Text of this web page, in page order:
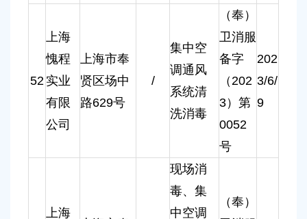
52
上海
愧程
实业
有限
公司
上海市奉
贤区场中
路629号
/
集中空
调通风
系统清
洗消毒
（奉）
卫消服
备字
（202
3）第
0052
号
202
3/6/
9
上海
现场消
毒、集
中空调
（奉）